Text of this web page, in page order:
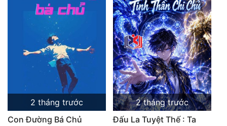
2 tháng trước
Con Đường Bá Chủ
2 tháng trước
Đấu La Tuyệt Thế : Ta